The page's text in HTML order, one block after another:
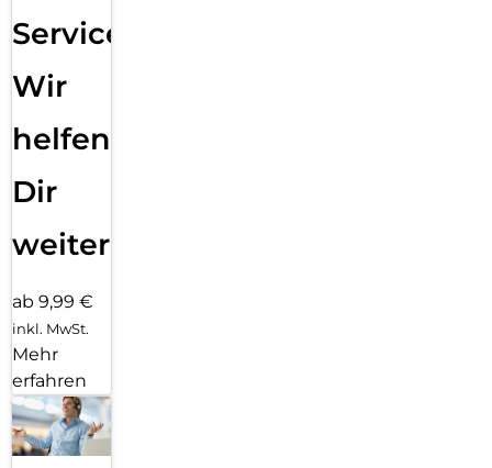
Service:
Wir
helfen
Dir
weiter
ab 9,99 €
inkl. MwSt.
Mehr
erfahren